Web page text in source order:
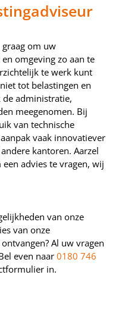
om uw
omgeving zo aan te
te werk kunt
tot belastingen en
administratie,
meegenomen. Bij
van technische
vaak innovatiever
kantoren. Aarzel
advies te vragen, wij
van onze
van onze
Al uw vragen
even naar 0180 746
in.